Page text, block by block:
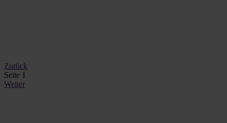
Zurück
Seite 1
Weiter